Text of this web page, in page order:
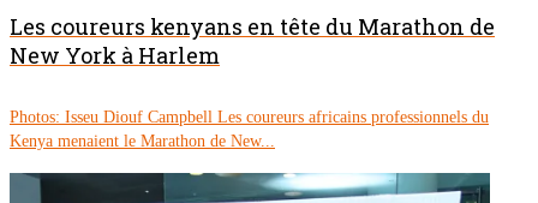
Les coureurs kenyans en tête du Marathon de
New York à Harlem
Photos: Isseu Diouf Campbell Les coureurs africains professionnels du
Kenya menaient le Marathon de New...